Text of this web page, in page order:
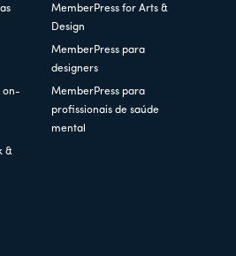
MemberPress for Arts &
Design
MemberPress para
designers
on-
MemberPress para
profissionais de saúde
mental
&